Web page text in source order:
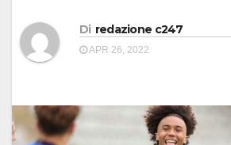
Di redazione c247
APR 26, 2022